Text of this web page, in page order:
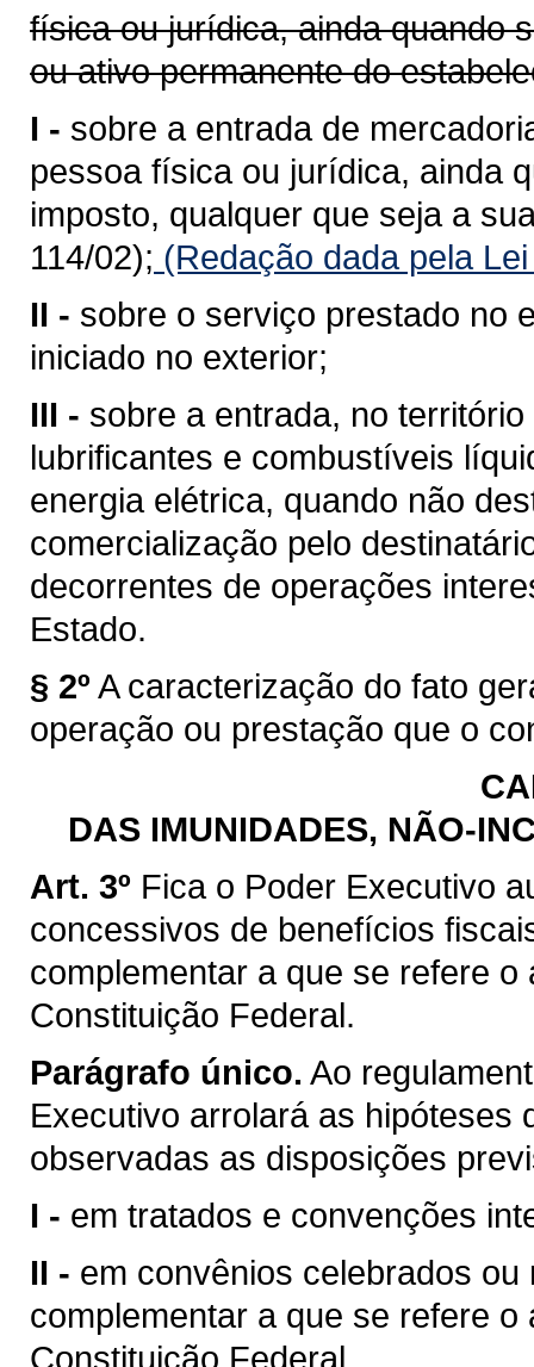
física ou jurídica, ainda quando
ou ativo permanente do
I - sobre a entrada de
pessoa física ou jurídica, ainda
imposto, qualquer que seja a
114/02); (Redação dada pela
II - sobre o serviço prestado no
iniciado no exterior;
III - sobre a entrada, no
lubrificantes e combustíveis
energia elétrica, quando não
comercialização pelo
decorrentes de operações
Estado.
§ 2º A caracterização do fato
operação ou prestação que o
DAS IMUNIDADES, NÃO-
Art. 3º Fica o Poder Executivo
concessivos de benefícios
complementar a que se refere
Constituição Federal.
Parágrafo único. Ao
Executivo arrolará as hipóteses
observadas as disposições
I - em tratados e convenções
II - em convênios celebrados
complementar a que se refere
Constituição Federal.